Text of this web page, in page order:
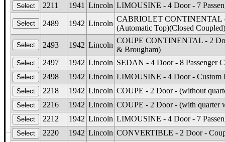
2211
1941 Lincoln LIMOUSINE - 4 Door - 7
2489 1942 Lincoln
CABRIOLET CONTINENTAL -
(Automatic Top)(Closed Coupled)
2493
1942 Lincoln
COUPE CONTINENTAL - 2
& Brougham)
2497
1942 Lincoln SEDAN - 4 Door - 8 Passenger
2498
1942 Lincoln LIMOUSINE - 4 Door - Custom
2218
1942 Lincoln COUPE - 2 Door - (without
2216
1942 Lincoln COUPE - 2 Door - (with quarter
2212
1942 Lincoln LIMOUSINE - 4 Door - 7
2220
1942 Lincoln CONVERTIBLE - 2 Door -
©The Glass Man·4512 Missouri Flat Rd